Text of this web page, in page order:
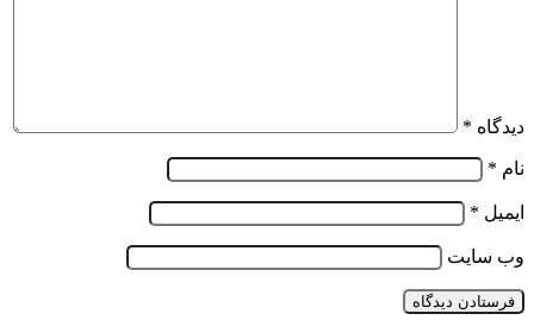
دیدگاه *
نام *
ایمیل *
وب‌ سایت